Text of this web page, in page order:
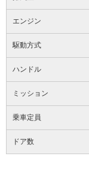
エンジン
駆動方式
ハンドル
ミッション
乗車定員
ドア数